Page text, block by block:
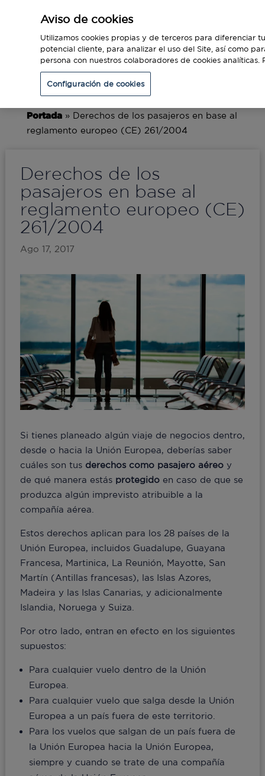
Portada» Derechos de los pasajeros en base al
reglamento europeo (CE) 261/2004
Derechos de los
pasajeros en base al
reglamento europeo (CE)
261/2004
Ago 17, 2017
Si tienes planeado algún viaje de negocios dentro,
desde o hacia la Unión Europea, deberías saber
cuáles son tus derechos como pasajero aéreoy
de qué manera estás protegidoen caso de que se
produzca algún imprevisto atribuible a la
compañía aérea.
Estos derechos aplican para los 28 países de la
Unión Europea, incluidos Guadalupe, Guayana
Francesa, Martinica, La Reunión, Mayotte, San
Martín (Antillas francesas), las Islas Azores,
Madeira y las Islas Canarias, y adicionalmente
Islandia, Noruega y Suiza.
Por otro lado, entran en efecto en los siguientes
supuestos:
Para cualquier vuelo dentro de la Unión
Europea.
Para cualquier vuelo que salga desde la Unión
Europea a un país fuera de este territorio.
Para los vuelos que salgan de un país fuera de
la Unión Europea hacia la Unión Europea,
siempre y cuando se trate de una compañía
Aviso de cookies
Utilizamos cookies propias y de terceros para diferenciar
potencial cliente, para analizar el uso del Site, así como
persona con nuestros colaboradores de cookies analíticas.
Configuración de cookies